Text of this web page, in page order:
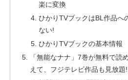
楽に変換
ひかりTVブックはBL作品へ
ない!
ひかりTVブックの基本情報
「無能なナナ」7巻が無料で読
えて、フジテレビ作品も見放題